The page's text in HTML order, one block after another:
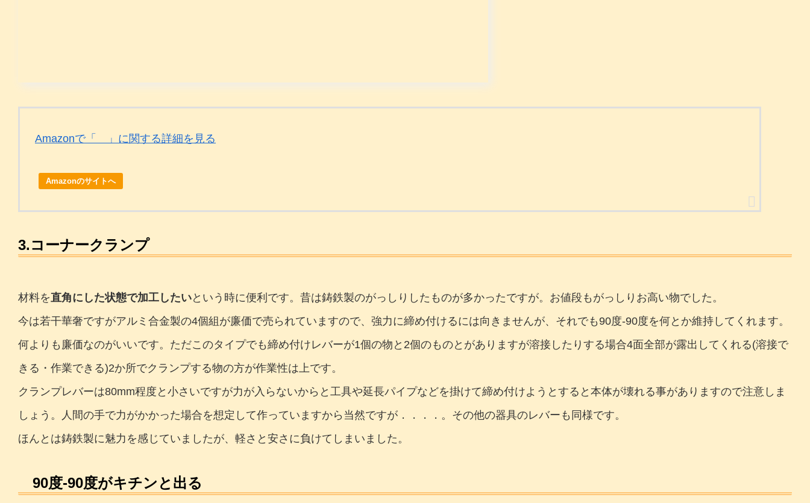
Amazonで「 」に関する詳細を見る
Amazonのサイトへ
3.コーナークランプ
材料を直角にした状態で加工したいという時に便利です。昔は鋳鉄製のがっしりしたものが多かったですが。お値段もがっしりお高い物でした。
今は若干華奢ですがアルミ合金製の4個組が廉価で売られていますので、強力に締め付けるには向きませんが、それでも90度-90度を何とか維持してくれます。
何よりも廉価なのがいいです。ただこのタイプでも締め付けレバーが1個の物と2個のものとがありますが溶接したりする場合4面全部が露出してくれる(溶接で
きる・作業できる)2か所でクランプする物の方が作業性は上です。
クランプレバーは80mm程度と小さいですが力が入らないからと工具や延長パイプなどを掛けて締め付けようとすると本体が壊れる事がありますので注意しま
しょう。人間の手で力がかかった場合を想定して作っていますから当然ですが．．．．。その他の器具のレバーも同様です。
ほんとは鋳鉄製に魅力を感じていましたが、軽さと安さに負けてしまいました。
90度-90度がキチンと出る